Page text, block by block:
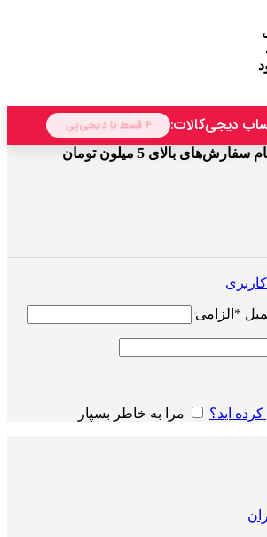
بالای 5 میلون تومان
* الزامی
اید؟ مرا به خاطر بسپار